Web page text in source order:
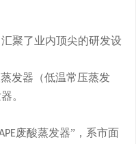
汇聚了业内顶尖的研发设
蒸发器 （低温常压蒸发
。
废酸蒸发器” ，系市面